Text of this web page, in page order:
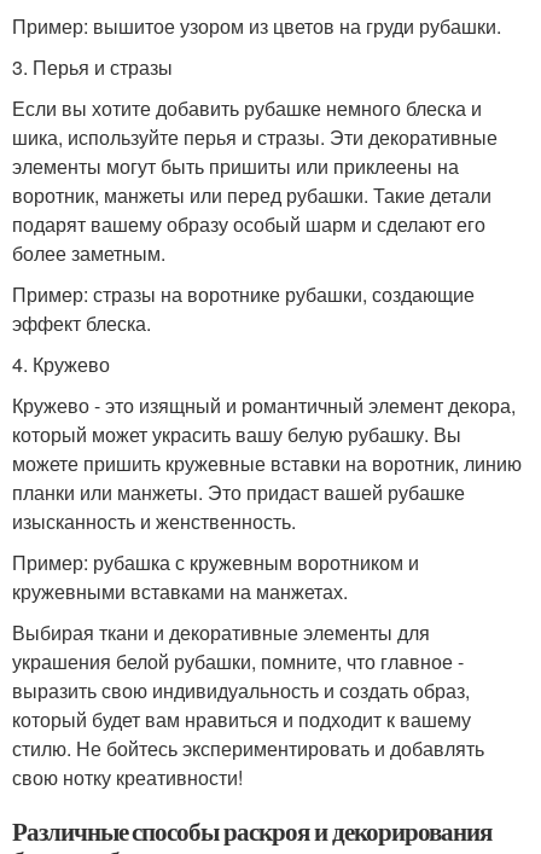
Пример: вышитое узором из цветов на груди рубашки.
3. Перья и стразы
Если вы хотите добавить рубашке немного блеска и
шика, используйте перья и стразы. Эти декоративные
элементы могут быть пришиты или приклеены на
воротник, манжеты или перед рубашки. Такие детали
подарят вашему образу особый шарм и сделают его
более заметным.
Пример: стразы на воротнике рубашки, создающие
эффект блеска.
4. Кружево
Кружево - это изящный и романтичный элемент декора,
который может украсить вашу белую рубашку. Вы
можете пришить кружевные вставки на воротник, линию
планки или манжеты. Это придаст вашей рубашке
изысканность и женственность.
Пример: рубашка с кружевным воротником и
кружевными вставками на манжетах.
Выбирая ткани и декоративные элементы для
украшения белой рубашки, помните, что главное -
выразить свою индивидуальность и создать образ,
который будет вам нравиться и подходит к вашему
стилю. Не бойтесь экспериментировать и добавлять
свою нотку креативности!
Различные способы раскроя и декорирования